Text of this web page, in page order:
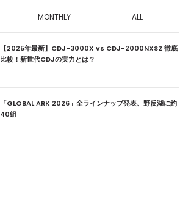
MONTHLY ALL
【2025年最新】CDJ-3000X vs CDJ-2000NXS2 徹底
比較！新世代CDJの実力とは？
「GLOBAL ARK 2026」全ラインナップ発表、野反湖に約
40組